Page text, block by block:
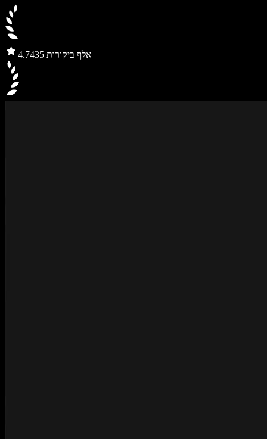
4.7 435 אלף ביקורות